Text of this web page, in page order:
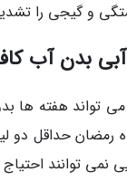
و گیجی را
تواند هفته ها
نمی توانند احتیاج